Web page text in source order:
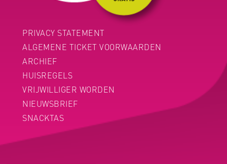
PRIVACY STATEMENT
ALGEMENE TICKET VOORWAARDEN
ARCHIEF
HUISREGELS
VRIJWILLIGER WORDEN
NIEUWSBRIEF
SNACKTAS